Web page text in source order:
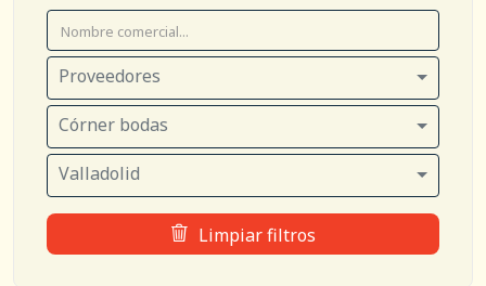
Proveedores
Córner bodas
Valladolid
Limpiar filtros